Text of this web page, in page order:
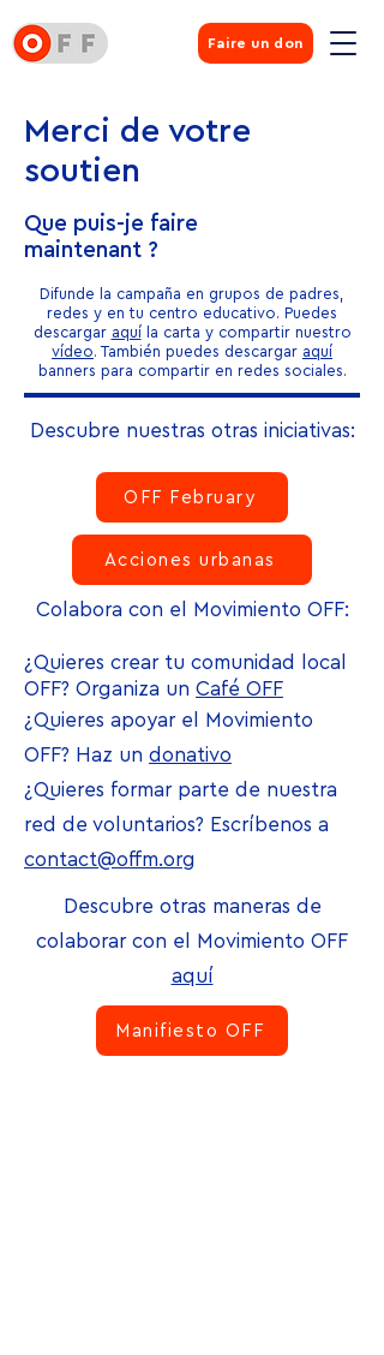
Faire un don
Merci de votre
soutien
Que puis-je faire
maintenant ?
Difunde la campaña en grupos de padres,
redes y en tu centro educativo. Puedes
descargar aquíla carta y compartir nuestro
vídeo. También puedes descargar aquí
banners para compartir en redes sociales.
Descubre nuestras otras iniciativas:
OFF February
Acciones urbanas
Colabora con el Movimiento OFF:
¿Quieres crear tu comunidad local
OFF? Organiza un Café OFF
¿Quieres apoyar el Movimiento
OFF? Haz un donativo
¿Quieres formar parte de nuestra
red de voluntarios? Escríbenos a
contact@offm.org
Descubre otras maneras de
colaborar con el Movimiento OFF
aquí
Manifiesto OFF